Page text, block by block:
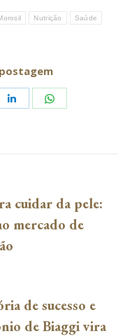
Nutrição Saúde
Share
cuidar da pele:
mercado de
de sucesso e
de Biaggi vira